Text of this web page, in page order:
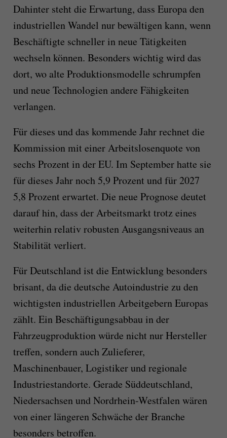
Dahinter steht die Erwartung, dass Europa den
industriellen Wandel nur bewältigen kann, wenn
Beschäftigte schneller in neue Tätigkeiten
wechseln können. Besonders wichtig wird das
dort, wo alte Produktionsmodelle schrumpfen
und neue Technologien andere Fähigkeiten
verlangen.
Für dieses und das kommende Jahr rechnet die
Kommission mit einer Arbeitslosenquote von
sechs Prozent in der EU. Im September hatte sie
für dieses Jahr noch 5,9 Prozent und für 2027
5,8 Prozent erwartet. Die neue Prognose deutet
darauf hin, dass der Arbeitsmarkt trotz eines
weiterhin relativ robusten Ausgangsniveaus an
Stabilität verliert.
Für Deutschland ist die Entwicklung besonders
brisant, da die deutsche Autoindustrie zu den
wichtigsten industriellen Arbeitgebern Europas
zählt. Ein Beschäftigungsabbau in der
Fahrzeugproduktion würde nicht nur Hersteller
treffen, sondern auch Zulieferer,
Maschinenbauer, Logistiker und regionale
Industriestandorte. Gerade Süddeutschland,
Niedersachsen und Nordrhein-Westfalen wären
von einer längeren Schwäche der Branche
besonders betroffen.